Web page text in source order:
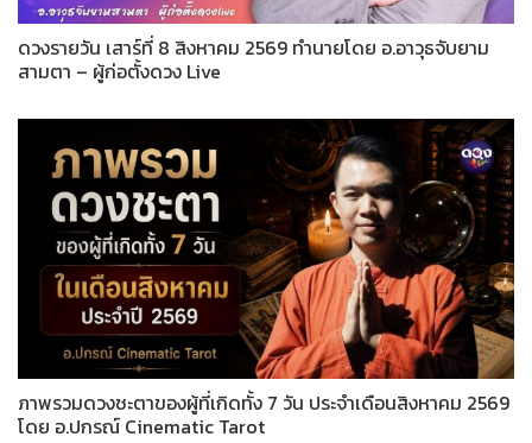
ดวงรายวัน เสาร์ที่ 8 สิงหาคม 2569 ทำนายโดย อ.อาวุธจับยาม
สามตา – ผู้ก่อตั้งดวง Live
ภาพรวมดวงชะตาของผู้ที่เกิดทั้ง 7 วัน ประจำเดือนสิงหาคม 2569
โดย อ.ปกรณ์ Cinematic Tarot